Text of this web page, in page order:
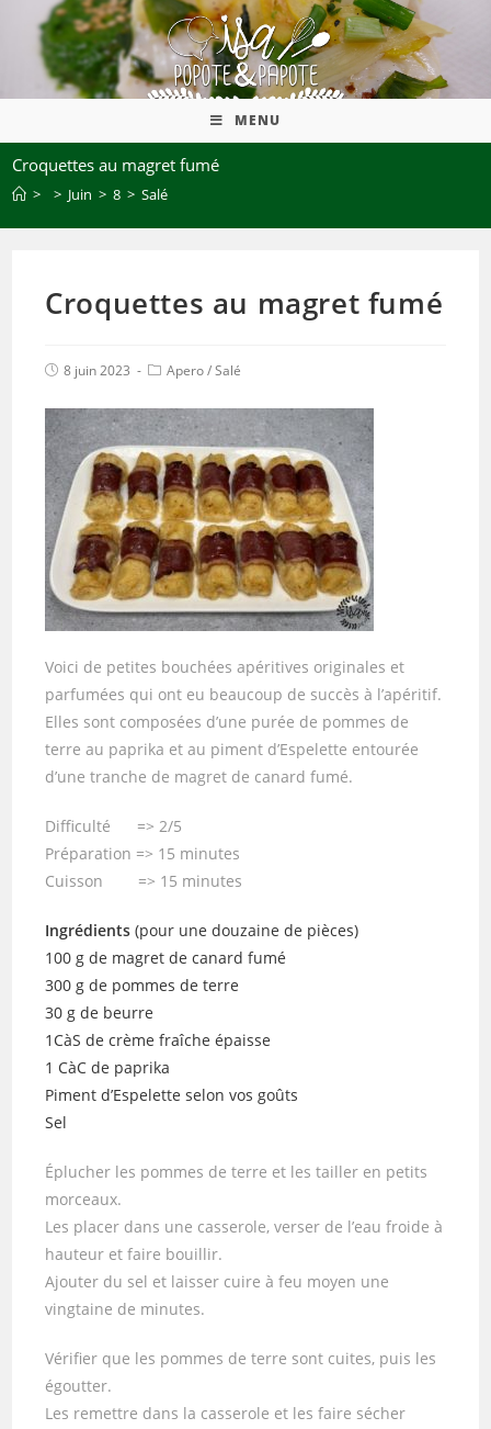
MENU
Croquettes au magret fumé
> > Juin > 8 > Salé
Croquettes au magret fumé
8 juin 2023 Apero/Salé
Voici de petites bouchées apéritives originales et
parfumées qui ont eu beaucoup de succès à l’apéritif.
Elles sont composées d’une purée de pommes de
terre au paprika et au piment d’Espelette entourée
d’une tranche de magret de canard fumé.
Difficulté => 2/5
Préparation => 15 minutes
Cuisson => 15 minutes
Ingrédients (pour une douzaine de pièces)
100 g de magret de canard fumé
300 g de pommes de terre
30 g de beurre
1CàS de crème fraîche épaisse
1 CàC de paprika
Piment d’Espelette selon vos goûts
Sel
Éplucher les pommes de terre et les tailler en petits
morceaux.
Les placer dans une casserole, verser de l’eau froide à
hauteur et faire bouillir.
Ajouter du sel et laisser cuire à feu moyen une
vingtaine de minutes.
Vérifier que les pommes de terre sont cuites, puis les
égoutter.
Les remettre dans la casserole et les faire sécher